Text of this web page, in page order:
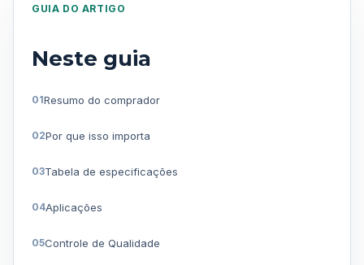
GUIA DO ARTIGO
Neste guia
Resumo do comprador
Por que isso importa
Tabela de especificações
Aplicações
Controle de Qualidade